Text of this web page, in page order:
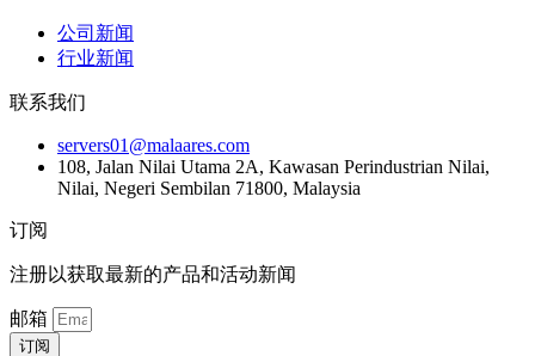
公司新闻
行业新闻
联系我们
servers01@malaares.com
108, Jalan Nilai Utama 2A, Kawasan Perindustrian Nilai,
Nilai, Negeri Sembilan 71800, Malaysia
订阅
注册以获取最新的产品和活动新闻
邮箱
订阅